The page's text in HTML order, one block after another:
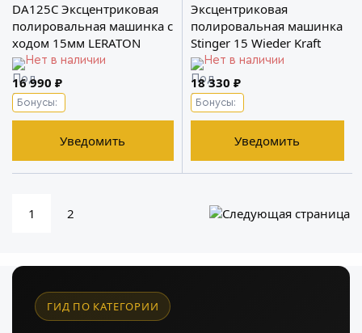
DA125C Эксцентриковая
полировальная машинка с
ходом 15мм LERATON
Нет в наличии
16 990 ₽
Бонусы:
Уведомить
Эксцентриковая
полировальная машинка
Stinger 15 Wieder Kraft
Нет в наличии
18 330 ₽
Бонусы:
Уведомить
1 2
ГИД ПО КАТЕГОРИИ